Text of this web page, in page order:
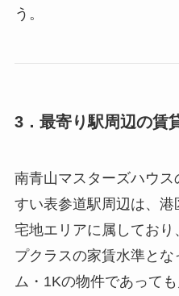
う。
3．最寄り駅周辺の賃
南青山マスターズハウ
すい表参道駅周辺は、
宅地エリアに属してお
プクラスの家賃水準と
ム・1Kの物件であって